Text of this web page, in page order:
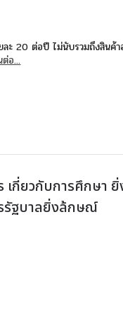
ละ 20 ต่อปี ไม่นับรวมถึงสินค้
ต่อ...
เกี่ยวกับการศึกษา
รัฐบาลยิ่งล้กษณ์